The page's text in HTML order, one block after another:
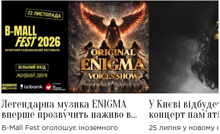
Легендарна музика ENIGMA
вперше прозвучить наживо в
Україні: де відбудеться концерт
B-Mall Fest оголошує іноземного
У Києві
концерт
Клименка:
25 липня у новому